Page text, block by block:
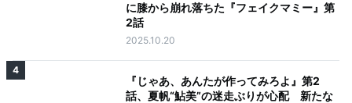
に膝から崩れ落ちた『フェイクマミー』第
2話
2025.10.20
4
『じゃあ、あんたが作ってみろよ』第2
話、夏帆“鮎美”の迷走ぶりが心配 新たな